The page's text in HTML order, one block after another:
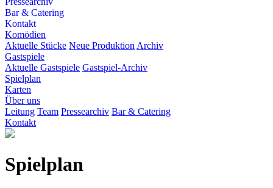
Bar & Catering
Kontakt
Komödien
Aktuelle Stücke Neue Produktion Archiv
Gastspiele
Aktuelle Gastspiele Gastspiel-Archiv
Spielplan
Karten
Über uns
Leitung Team Pressearchiv Bar & Catering
Kontakt
Spielplan